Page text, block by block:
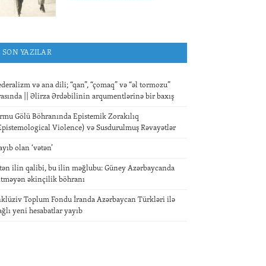
SON YAZILAR
və ana dili; “qan”, “çomaq” və “əl tormozu”
|| Əlirza Ərdəbilinin arqumentlərinə bir baxış
Gölü Böhranında Epistemik Zorakılıq
Violence) və Susdurulmuş Rəvayətlər
olan ‘vətən’
ilin qalibi, bu ilin məğlubu: Güney Azərbaycanda
əkinçilik böhranı
Toplum Fondu İranda Azərbaycan Türkləri ilə
yeni hesabatlar yayıb